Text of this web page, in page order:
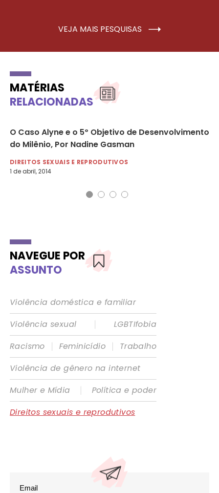
VEJA MAIS PESQUISAS
MATÉRIAS
RELACIONADAS
O Caso Alyne e o 5º Objetivo de Desenvolvimento
do Milênio, Por Nadine Gasman
DIREITOS SEXUAIS E REPRODUTIVOS
1 de abril, 2014
NAVEGUE POR
ASSUNTO
Violência doméstica e familiar
Violência sexual
|
LGBTIfobia
Racismo
| Feminicídio |
Trabalho
Violência de gênero na internet
Mulher e Mídia
|
Política e poder
Direitos sexuais e reprodutivos